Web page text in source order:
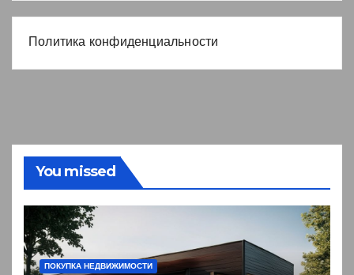
Политика конфиденциальности
You missed
ПОКУПКА НЕДВИЖИМОСТИ